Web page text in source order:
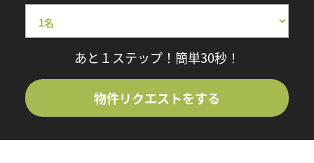
あと１ステップ！簡単30秒！
物件リクエストをする